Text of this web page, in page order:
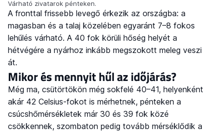
Várható zivatarok pénteken.
A fronttal frissebb levegő érkezik az országba: a
magasban és a talaj közelében egyaránt 7–8 fokos
lehűlés várható. A 40 fok körüli hőség helyét a
hétvégére a nyárhoz inkább megszokott meleg veszi
át.
Mikor és mennyit hűl az időjárás?
Még ma, csütörtökön még sokfelé 40–41, helyenként
akár 42 Celsius-fokot is mérhetnek, pénteken a
csúcshőmérsékletek már 30 és 39 fok közé
csökkennek, szombaton pedig tovább mérséklődik a